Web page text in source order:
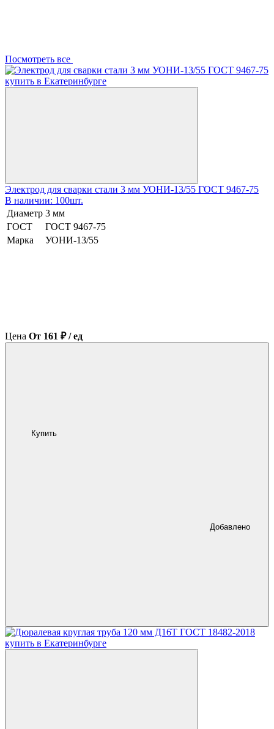
Посмотреть все
Электрод для сварки стали 3 мм УОНИ-13/55 ГОСТ 9467-75
В наличии: 100шт.
Диаметр 3 мм
ГОСТ
ГОСТ 9467-75
Марка
УОНИ-13/55
Цена От 161 ₽ / ед
Купить
Добавлено